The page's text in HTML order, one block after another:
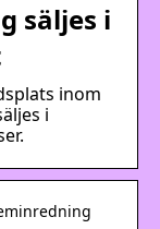
säljes i
inom
i